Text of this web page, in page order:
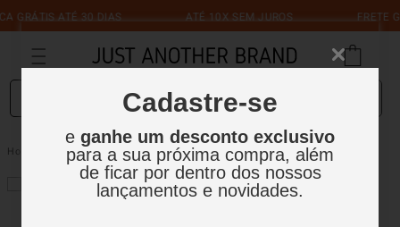
Cadastre-se
e ganhe um desconto exclusivo
para a sua próxima compra, além
de ficar por dentro dos nossos
lançamentos e novidades.
GRÁTIS ATÉ 30 DIAS ATÉ 10X SEM JUROS FRETE
O que você está procurando?
Feminino Vestidos Vestido Midi Nylon Com Zíper